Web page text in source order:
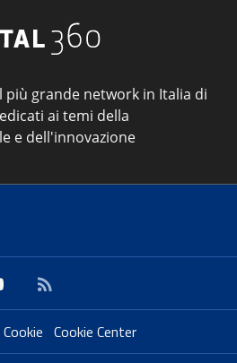
più grande network in Italia di
ai temi della
e dell'innovazione
Cookie Center